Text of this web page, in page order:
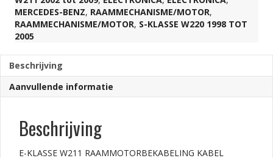
MERCEDES-BENZ, RAAMMECHANISME/MOTOR,
RAAMMECHANISME/MOTOR, S-KLASSE W220 1998 TOT
2005
Beschrijving
Aanvullende informatie
Beschrijving
E-KLASSE W211 RAAMMOTORBEKABELING KABEL